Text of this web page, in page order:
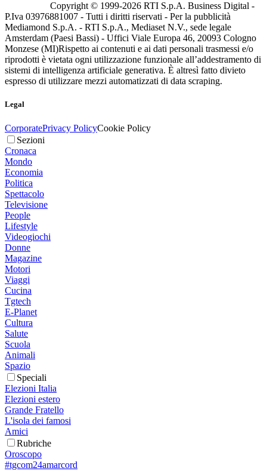
Copyright © 1999-2026 RTI S.p.A. Business Digital -
P.Iva 03976881007 - Tutti i diritti riservati - Per la pubblicità
Mediamond S.p.A. - RTI S.p.A., Mediaset N.V., sede legale
Amsterdam (Paesi Bassi) - Uffici Viale Europa 46, 20093 Cologno
Monzese (MI)Rispetto ai contenuti e ai dati personali trasmessi e/o
riprodotti è vietata ogni utilizzazione funzionale all’addestramento di
sistemi di intelligenza artificiale generativa. È altresì fatto divieto
espresso di utilizzare mezzi automatizzati di data scraping.
Legal
CorporatePrivacy PolicyCookie Policy
Sezioni
Cronaca
Mondo
Economia
Politica
Spettacolo
Televisione
People
Lifestyle
Videogiochi
Donne
Magazine
Motori
Viaggi
Cucina
Tgtech
E-Planet
Cultura
Salute
Scuola
Animali
Spazio
Speciali
Elezioni Italia
Elezioni estero
Grande Fratello
L'isola dei famosi
Amici
Rubriche
Oroscopo
#tgcom24amarcord